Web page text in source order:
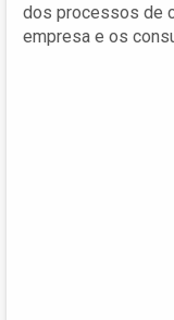
dos processos de
empresa e os